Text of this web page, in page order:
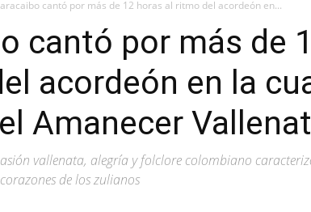
cantó por más de 12 horas al ritmo del acordeón en...
cantó por más de
acordeón en la
Amanecer
vallenata, alegría y folclore colombiano
de los zulianos